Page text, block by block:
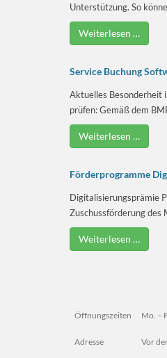
Unterstützung. So
Weiterlesen …
Service Buchung
Aktuelles Besonderheit
prüfen: Gemäß dem
Weiterlesen …
Förderprogramme
Digitalisierungs­prämie
Zuschussförderung
Weiterlesen …
Öffnungszeiten Mo. –
Adresse Vor